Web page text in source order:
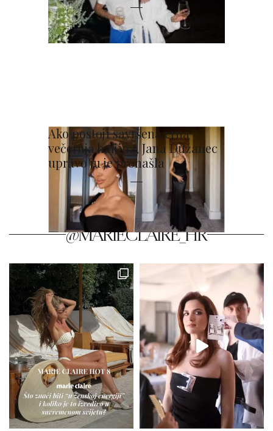
Ako postoji savršena crna
večernja haljina, Jana Dužanec
upravo ju je pronašla
@MARIECLAIRE_HR